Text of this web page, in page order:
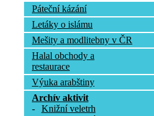
Páteční kázání
Letáky o islámu
Mešity a modlitebny v ČR
Halal obchody a
restaurace
Výuka arabštiny
Archív aktivit
-
Knižní veletrh